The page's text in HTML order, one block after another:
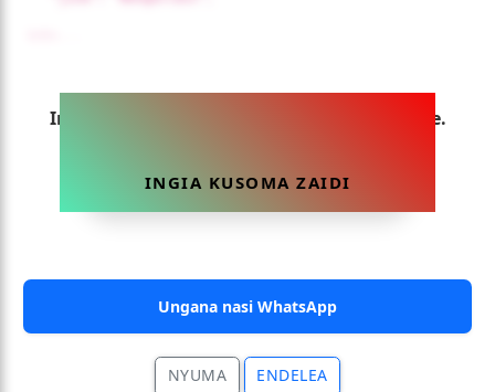
Ingia sasa ili uweze kusoma makala hii yote.
INGIA KUSOMA ZAIDI
Ungana nasi WhatsApp
NYUMA ENDELEA